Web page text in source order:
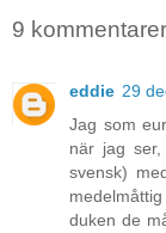
9
eddie 29
Jag som
när jag
svensk)
duken de